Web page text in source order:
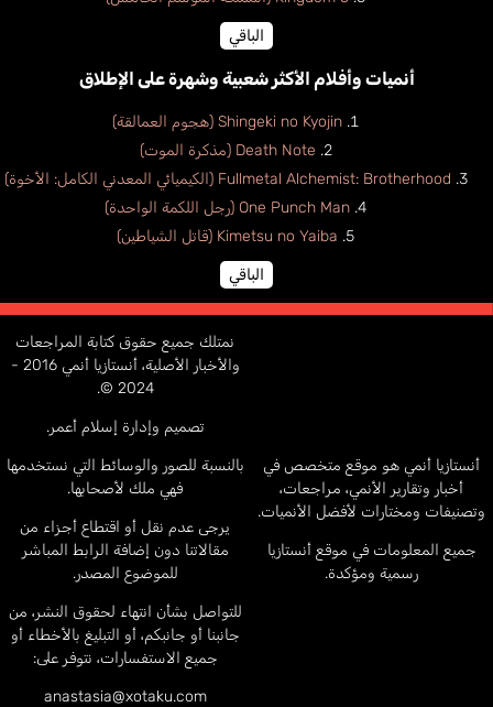
الباقي
أنميات وأفلام الأكثر شعبية وشهرة على الإطلاق
Shingeki no Kyojin (هجوم العمالقة)
Death Note (مذكرة الموت)
Fullmetal Alchemist: Brotherhood (الكيميائي المعدني الكامل: الأخوة)
One Punch Man (رجل اللكمة الواحدة)
Kimetsu no Yaiba (قاتل الشياطين)
الباقي
أنستازيا أنمي هو موقع متخصص في
أخبار وتقارير الأنمي، مراجعات،
وتصنيفات ومختارات لأفضل الأنميات.
جميع المعلومات في موقع أنستازيا
رسمية ومؤكدة.
نمتلك جميع حقوق كتابة المراجعات
والأخبار الأصلية، أنستازيا أنمي 2016 -
2024 ©.
تصميم وإدارة إسلام أعمر.
بالنسبة للصور والوسائط التي نستخدمها
فهي ملك لأصحابها.
يرجى عدم نقل أو اقتطاع أجزاء من
مقالاتنا دون إضافة الرابط المباشر
للموضوع المصدر.
للتواصل بشأن انتهاء لحقوق النشر، من
جانبنا أو جانبكم، أو التبليغ بالأخطاء أو
جميع الاستفسارات، نتوفر على:
anastasia@xotaku.com